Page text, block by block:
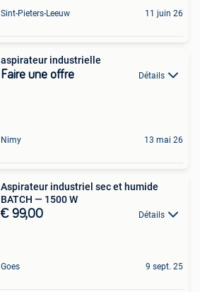
Sint-Pieters-Leeuw 11 juin 26
aspirateur industrielle
Faire une offre Détails
Nimy 13 mai 26
Aspirateur industriel sec et humide
BATCH — 1500 W
€ 99,00 Détails
Goes 9 sept. 25